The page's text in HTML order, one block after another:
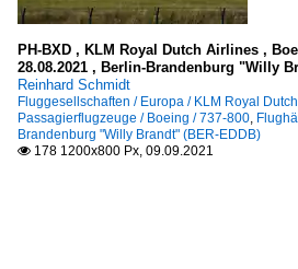
PH-BXD , KLM Royal Dutch Airlines ,
28.08.2021 , Berlin-Brandenburg "Willy
Reinhard Schmidt
Fluggesellschaften / Europa / KLM Royal
Passagierflugzeuge / Boeing / 737-800
Brandenburg "Willy Brandt" (BER-EDDB)
 178 1200x800 Px, 09.09.2021